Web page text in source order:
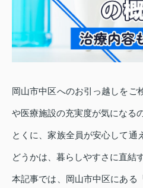
岡山市中区へのお引っ越しをご
や医療施設の充実度が気になる
とくに、家族全員が安心して通
どうかは、暮らしやすさに直結
本記事では、岡山市中区にある